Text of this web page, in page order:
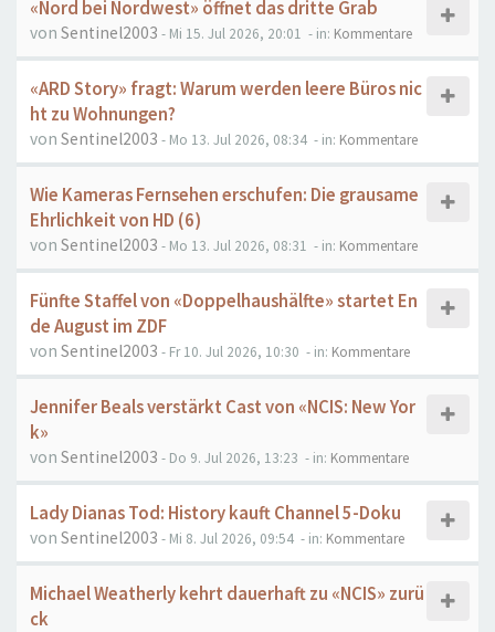
«Nord bei Nordwest» öffnet das dritte Grab
von Sentinel2003 - Mi 15. Jul 2026, 20:01 - in: Kommentare
«ARD Story» fragt: Warum werden leere Büros nic
ht zu Wohnungen?
von Sentinel2003 - Mo 13. Jul 2026, 08:34 - in: Kommentare
Wie Kameras Fernsehen erschufen: Die grausame
Ehrlichkeit von HD (6)
von Sentinel2003 - Mo 13. Jul 2026, 08:31 - in: Kommentare
Fünfte Staffel von «Doppelhaushälfte» startet En
de August im ZDF
von Sentinel2003 - Fr 10. Jul 2026, 10:30 - in: Kommentare
Jennifer Beals verstärkt Cast von «NCIS: New Yor
k»
von Sentinel2003 - Do 9. Jul 2026, 13:23 - in: Kommentare
Lady Dianas Tod: History kauft Channel 5-Doku
von Sentinel2003 - Mi 8. Jul 2026, 09:54 - in: Kommentare
Michael Weatherly kehrt dauerhaft zu «NCIS» zurü
ck